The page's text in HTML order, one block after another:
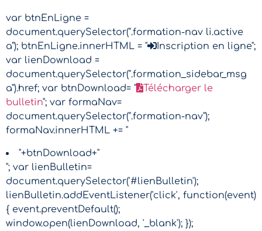
var btnEnLigne =
document.querySelector(".formation-nav li.active
a"); btnEnLigne.innerHTML = "
Inscription en ligne";
var lienDownload =
document.querySelector(".formation_sidebar_msg
a").href; var btnDownload= "
Télécharger le
bulletin"; var formaNav=
document.querySelector(".formation-nav");
formaNav.innerHTML += "
"+btnDownload+"
"; var lienBulletin=
document.querySelector('#lienBulletin');
lienBulletin.addEventListener('click', function(event)
{ event.preventDefault();
window.open(lienDownload, '_blank'); });